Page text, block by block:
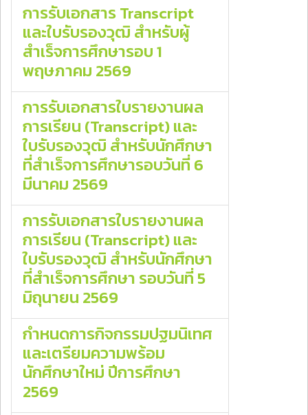
การรับเอกสาร Transcript
และใบรับรองวุฒิ สำหรับผู้
สำเร็จการศึกษารอบ 1
พฤษภาคม 2569
การรับเอกสารใบรายงานผล
การเรียน (Transcript) และ
ใบรับรองวุฒิ สำหรับนักศึกษา
ที่สำเร็จการศึกษารอบวันที่ 6
มีนาคม 2569
การรับเอกสารใบรายงานผล
การเรียน (Transcript) และ
ใบรับรองวุฒิ สำหรับนักศึกษา
ที่สำเร็จการศึกษา รอบวันที่ 5
มิถุนายน 2569
กำหนดการกิจกรรมปฐมนิเทศ
และเตรียมความพร้อม
นักศึกษาใหม่ ปีการศึกษา
2569